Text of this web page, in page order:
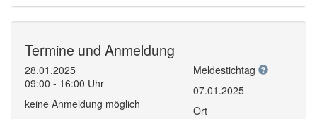
Termine und Anmeldung
28.01.2025
09:00 - 16:00 Uhr
keine Anmeldung möglich
Meldestichtag
07.01.2025
Ort